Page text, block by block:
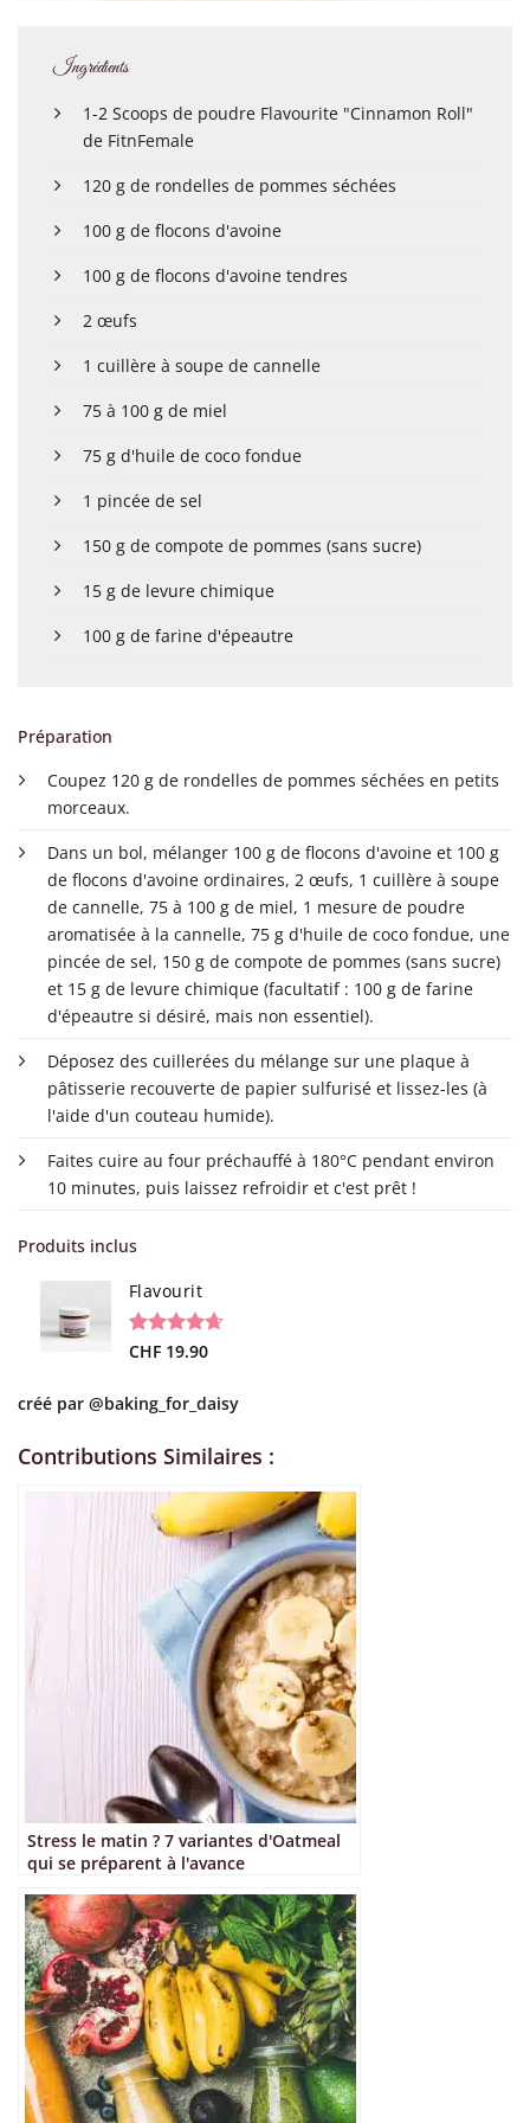
Ingrédients
1-2 Scoops de poudre Flavourite "Cinnamon Roll"
de FitnFemale
120 g de rondelles de pommes séchées
100 g de flocons d'avoine
100 g de flocons d'avoine tendres
2 œufs
1 cuillère à soupe de cannelle
75 à 100 g de miel
75 g d'huile de coco fondue
1 pincée de sel
150 g de compote de pommes (sans sucre)
15 g de levure chimique
100 g de farine d'épeautre
Préparation
Coupez 120 g de rondelles de pommes séchées en petits
morceaux.
Dans un bol, mélanger 100 g de flocons d'avoine et 100 g
de flocons d'avoine ordinaires, 2 œufs, 1 cuillère à soupe
de cannelle, 75 à 100 g de miel, 1 mesure de poudre
aromatisée à la cannelle, 75 g d'huile de coco fondue, une
pincée de sel, 150 g de compote de pommes (sans sucre)
et 15 g de levure chimique (facultatif : 100 g de farine
d'épeautre si désiré, mais non essentiel).
Déposez des cuillerées du mélange sur une plaque à
pâtisserie recouverte de papier sulfurisé et lissez-les (à
l'aide d'un couteau humide).
Faites cuire au four préchauffé à 180°C pendant environ
10 minutes, puis laissez refroidir et c'est prêt !
Produits inclus
Flavourit
Noté4.68
19
notations
CHF19.90
créé par @baking_for_daisy
Contributions Similaires :
Stress le matin ? 7 variantes d'Oatmeal
qui se préparent à l'avance